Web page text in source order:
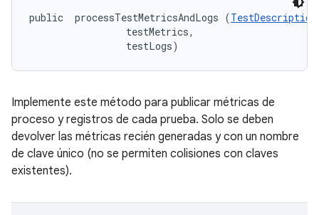
public processTestMetricsAndLogs (TestDescription
testMetrics,
testLogs)
Implemente este método para publicar métricas de
proceso y registros de cada prueba. Solo se deben
devolver las métricas recién generadas y con un nombre
de clave único (no se permiten colisiones con claves
existentes).